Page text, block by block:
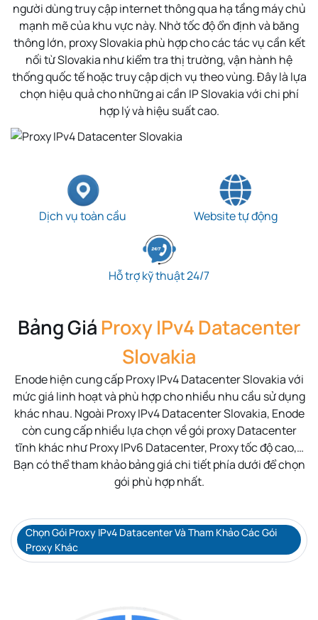
người dùng truy cập internet thông qua hạ tầng máy chủ
mạnh mẽ của khu vực này. Nhờ tốc độ ổn định và băng
thông lớn, proxy Slovakia phù hợp cho các tác vụ cần kết
nối từ Slovakia như kiểm tra thị trường, vận hành hệ
thống quốc tế hoặc truy cập dịch vụ theo vùng. Đây là lựa
chọn hiệu quả cho những ai cần IP Slovakia với chi phí
hợp lý và hiệu suất cao.
Dịch vụ toàn cầu Website tự động
Hỗ trợ kỹ thuật 24/7
Bảng Giá Proxy IPv4 Datacenter
Slovakia
Enode hiện cung cấp Proxy IPv4 Datacenter Slovakia với
mức giá linh hoạt và phù hợp cho nhiều nhu cầu sử dụng
khác nhau. Ngoài Proxy IPv4 Datacenter Slovakia, Enode
còn cung cấp nhiều lựa chọn về gói proxy Datacenter
tĩnh khác như Proxy IPv6 Datacenter, Proxy tốc độ cao,…
Bạn có thể tham khảo bảng giá chi tiết phía dưới để chọn
gói phù hợp nhất.
Chọn Gói Proxy IPv4 Datacenter Và Tham Khảo Các Gói
Proxy Khác